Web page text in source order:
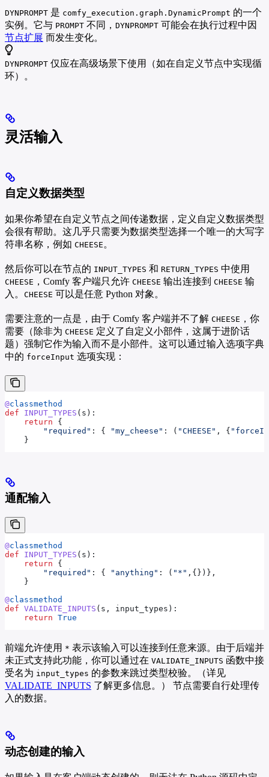
DYNPROMPT 是 comfy_execution.graph.DynamicPrompt 的一个
实例。它与 PROMPT 不同， DYNPROMPT 可能会在执行过程中因
节点扩展 而发生变化。
DYNPROMPT 仅应在高级场景下使用（如在自定义节点中实现循
环）。
灵活输入
自定义数据类型
如果你希望在自定义节点之间传递数据，定义自定义数据类型
会很有帮助。这几乎只需要为数据类型选择一个唯一的大写字
符串名称，例如 CHEESE 。
然后你可以在节点的 INPUT_TYPES 和 RETURN_TYPES 中使用
CHEESE ，Comfy 客户端只允许 CHEESE 输出连接到 CHEESE 输
入。 CHEESE 可以是任意 Python 对象。
需要注意的一点是，由于 Comfy 客户端并不了解 CHEESE ，你
需要（除非为 CHEESE 定义了自定义小部件，这属于进阶话
题）强制它作为输入而不是小部件。这可以通过输入选项字典
中的 forceInput 选项实现：
@classmethod
def INPUT_TYPES ( s ):
    return
{
        "required"
: { "my_cheese" : ( "CHEESE" , {
    }
通配输入
@classmethod
def INPUT_TYPES ( s ):
    return
{
        "required"
: { "anything" : ( "*" ,{})},
    }
@classmethod
def VALIDATE_INPUTS ( s , input_types ):
    return
True
前端允许使用 * 表示该输入可以连接到任意来源。由于后端并
未正式支持此功能，你可以通过在 VALIDATE_INPUTS 函数中接
受名为 input_types 的参数来跳过类型校验。（详见
VALIDATE_INPUTS 了解更多信息。） 节点需要自行处理传
入的数据。
动态创建的输入